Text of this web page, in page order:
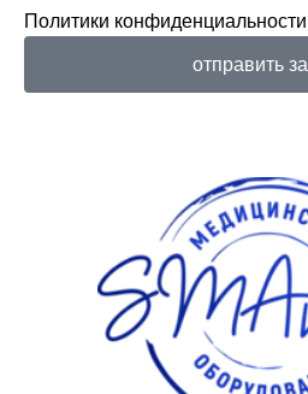
Политики конфиденциальности
отправить